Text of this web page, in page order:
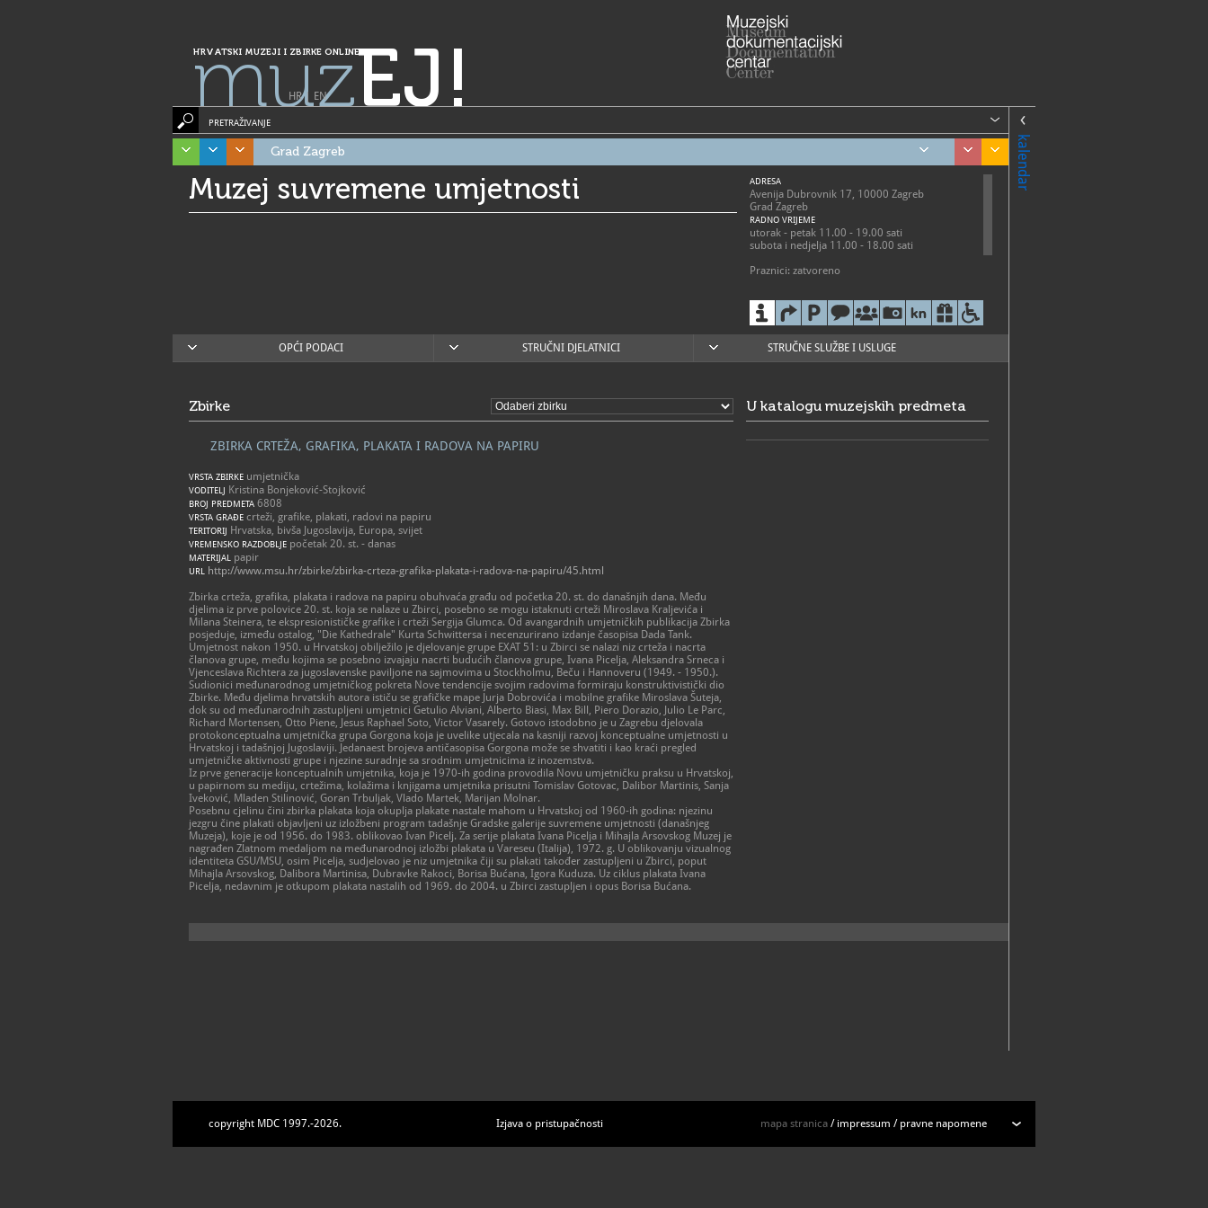
HRVATSKI MUZEJI I ZBIRKE ONLINE
muzEJ!
HR| EN
kalendar
PRETRAŽIVANJE
Grad Zagreb
Muzej suvremene umjetnosti ADRESA
Avenija Dubrovnik 17, 10000 Zagreb
Grad Zagreb
RADNO VRIJEME
utorak - petak 11.00 - 19.00 sati
subota i nedjelja 11.00 - 18.00 sati
Praznici: zatvoreno
01/6052-798
msu@msu.hr
W
http://www.msu.hr
OPĆI PODACI
STRUČNI DJELATNICI STRUČNE SLUŽBE I USLUGE
Zbirke
ZBIRKA CRTEŽA, GRAFIKA, PLAKATA I RADOVA NA PAPIRU
VRSTA ZBIRKE umjetnička
VODITELJ Kristina Bonjeković-Stojković
BROJ PREDMETA 6808
VRSTA GRAĐE crteži, grafike, plakati, radovi na papiru
TERITORIJ Hrvatska, bivša Jugoslavija, Europa, svijet
VREMENSKO RAZDOBLJE početak 20. st. - danas
MATERIJAL papir
URL http://www.msu.hr/zbirke/zbirka-crteza-grafika-plakata-i-radova-na-papiru/45.html
Zbirka crteža, grafika, plakata i radova na papiru obuhvaća građu od početka 20. st. do današnjih dana. Među
djelima iz prve polovice 20. st. koja se nalaze u Zbirci, posebno se mogu istaknuti crteži Miroslava Kraljevića i
Milana Steinera, te ekspresionističke grafike i crteži Sergija Glumca. Od avangardnih umjetničkih publikacija Zbirka
posjeduje, između ostalog, "Die Kathedrale" Kurta Schwittersa i necenzurirano izdanje časopisa Dada Tank.
Umjetnost nakon 1950. u Hrvatskoj obilježilo je djelovanje grupe EXAT 51: u Zbirci se nalazi niz crteža i nacrta
članova grupe, među kojima se posebno izvajaju nacrti budućih članova grupe, Ivana Picelja, Aleksandra Srneca i
Vjenceslava Richtera za jugoslavenske paviljone na sajmovima u Stockholmu, Beču i Hannoveru (1949. - 1950.).
Sudionici međunarodnog umjetničkog pokreta Nove tendencije svojim radovima formiraju konstruktivistički dio
Zbirke. Među djelima hrvatskih autora ističu se grafičke mape Jurja Dobrovića i mobilne grafike Miroslava Šuteja,
dok su od međunarodnih zastupljeni umjetnici Getulio Alviani, Alberto Biasi, Max Bill, Piero Dorazio, Julio Le Parc,
Richard Mortensen, Otto Piene, Jesus Raphael Soto, Victor Vasarely. Gotovo istodobno je u Zagrebu djelovala
protokonceptualna umjetnička grupa Gorgona koja je uvelike utjecala na kasniji razvoj konceptualne umjetnosti u
Hrvatskoj i tadašnjoj Jugoslaviji. Jedanaest brojeva antičasopisa Gorgona može se shvatiti i kao kraći pregled
umjetničke aktivnosti grupe i njezine suradnje sa srodnim umjetnicima iz inozemstva.
Iz prve generacije konceptualnih umjetnika, koja je 1970-ih godina provodila Novu umjetničku praksu u Hrvatskoj,
u papirnom su mediju, crtežima, kolažima i knjigama umjetnika prisutni Tomislav Gotovac, Dalibor Martinis, Sanja
Iveković, Mladen Stilinović, Goran Trbuljak, Vlado Martek, Marijan Molnar.
Posebnu cjelinu čini zbirka plakata koja okuplja plakate nastale mahom u Hrvatskoj od 1960-ih godina: njezinu
jezgru čine plakati objavljeni uz izložbeni program tadašnje Gradske galerije suvremene umjetnosti (današnjeg
Muzeja), koje je od 1956. do 1983. oblikovao Ivan Picelj. Za serije plakata Ivana Picelja i Mihajla Arsovskog Muzej je
nagrađen Zlatnom medaljom na međunarodnoj izložbi plakata u Vareseu (Italija), 1972. g. U oblikovanju vizualnog
identiteta GSU/MSU, osim Picelja, sudjelovao je niz umjetnika čiji su plakati također zastupljeni u Zbirci, poput
Mihajla Arsovskog, Dalibora Martinisa, Dubravke Rakoci, Borisa Bućana, Igora Kuduza. Uz ciklus plakata Ivana
Picelja, nedavnim je otkupom plakata nastalih od 1969. do 2004. u Zbirci zastupljen i opus Borisa Bućana.
U katalogu muzejskih predmeta
copyright MDC 1997.-2026. Izjava o pristupačnosti mapa stranica / impressum / pravne napomene